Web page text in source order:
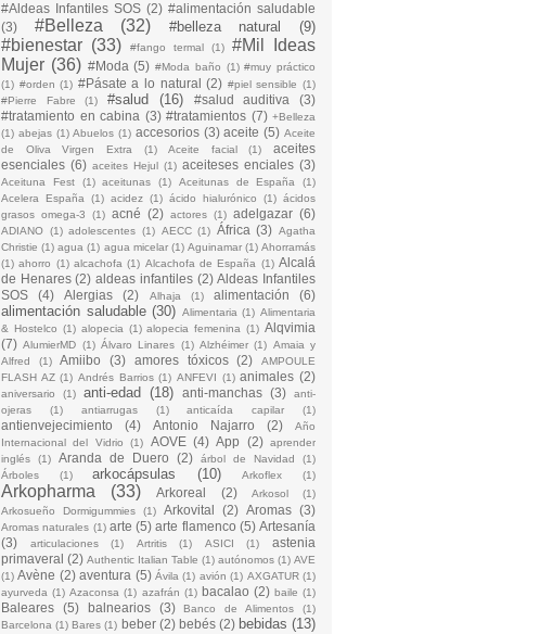
#Aldeas Infantiles SOS (2) #alimentación saludable
(3)
#Belleza (32) #belleza natural (9)
#bienestar (33) #fango termal (1)
#Mil Ideas
Mujer (36) #Moda (5) #Moda baño (1) #muy práctico
(1) #orden (1) #Pásate a lo natural (2) #piel sensible (1)
#Pierre Fabre
(1) #salud (16) #salud auditiva
(3)
#tratamiento en cabina (3) #tratamientos (7) +Belleza
(1) abejas (1) Abuelos (1) accesorios (3) aceite (5) Aceite
de Oliva Virgen Extra
(1) Aceite facial (1)
aceites
esenciales (6) aceites Hejul (1) aceiteses enciales (3)
Aceituna Fest (1) aceitunas (1) Aceitunas de España
(1)
Acelera España (1) acidez (1) ácido hialurónico (1) ácidos
grasos omega-3
(1) acné (2) actores (1) adelgazar (6)
ADIANO (1) adolescentes (1) AECC (1) África (3) Agatha
Christie (1) agua (1) agua micelar (1) Aguinamar (1) Ahorramás
(1) ahorro (1) alcachofa (1) Alcachofa de España (1) Alcalá
de Henares (2) aldeas infantiles (2) Aldeas Infantiles
SOS
(4) Alergias (2) Alhaja (1) alimentación (6)
alimentación saludable (30) Alimentaria (1) Alimentaria
& Hostelco (1) alopecia (1) alopecia femenina (1) Alqvimia
(7) AlumierMD (1) Álvaro Linares (1) Alzhéimer (1) Amaia y
Alfred
(1) Amiibo (3) amores tóxicos (2)
AMPOULE
FLASH AZ (1) Andrés Barrios (1) ANFEVI (1) animales (2)
aniversario (1) anti-edad (18) anti-manchas (3)
anti-
ojeras
(1) antiarrugas (1) anticaída capilar (1)
antienvejecimiento (4) Antonio Najarro (2)
Año
Internacional del Vidrio
(1) AOVE (4) App (2) aprender
inglés
(1) Aranda de Duero (2) árbol de Navidad
(1)
Árboles
(1) arkocápsulas (10) Arkoflex (1)
Arkopharma (33) Arkoreal (2) Arkosol
(1)
Arkosueño Dormigummies
(1) Arkovital (2) Aromas (3)
Aromas naturales (1) arte (5) arte flamenco (5) Artesanía
(3)
articulaciones (1) Artritis (1) ASICI (1)
astenia
primaveral (2) Authentic Italian Table (1) autónomos (1) AVE
(1) Avène (2) aventura (5) Ávila (1) avión (1) AXGATUR (1)
ayurveda (1) Azaconsa (1) azafrán (1) bacalao (2) baile (1)
Baleares (5) balnearios (3) Banco de Alimentos
(1)
Barcelona (1) Bares (1) beber (2) bebés (2) bebidas (13)